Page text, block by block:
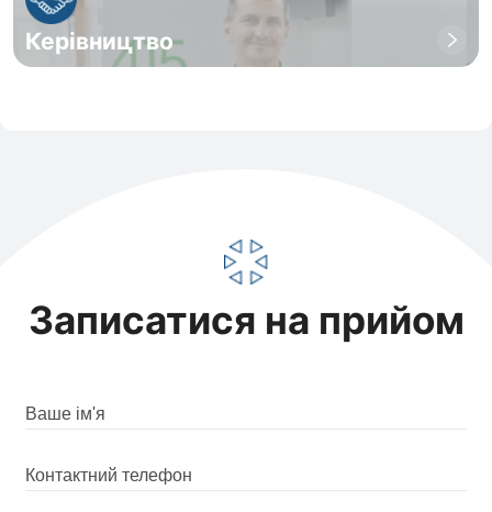
Керівництво
Записатися на прийом